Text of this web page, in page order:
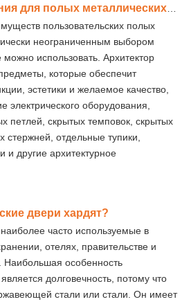
пользовательских полых
неограниченным выбором
использовать. Архитектор
которые обеспечит
эстетики и желаемое качество,
электрического оборудования,
петлей, скрытых темповок, скрытых
стержней, отдельные тупики,
и другие архитектурное
двери хардят?
часто используемые в
отелях, правительстве и
Наибольшая особенность
долговечность, потому что
стали или стали. Он имеет